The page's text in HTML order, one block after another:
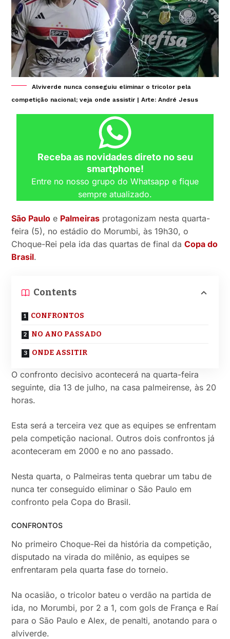
Alviverde nunca conseguiu eliminar o tricolor pela
competição nacional; veja onde assistir | Arte: André Jesus
Receba as novidades direto no seu
smartphone!
Entre no nosso grupo do Whatsapp e fique
sempre atualizado.
São Paulo e Palmeiras protagonizam nesta quarta-
feira (5), no estádio do Morumbi, às 19h30, o
Choque-Rei pela ida das quartas de final daCopa do
Brasil.
Contents
CONFRONTOS
NO ANO PASSADO
ONDE ASSITIR
O confronto decisivo acontecerá na quarta-feira
seguinte, dia 13 de julho, na casa palmeirense, às 20
horas.
Esta será a terceira vez que as equipes se enfrentam
pela competição nacional. Outros dois confrontos já
aconteceram em 2000 e no ano passado.
Nesta quarta, o Palmeiras tenta quebrar um tabu de
nunca ter conseguido eliminar o São Paulo em
confronto pela Copa do Brasil.
CONFRONTOS
No primeiro Choque-Rei da história da competição,
disputado na virada do milênio, as equipes se
enfrentaram pela quarta fase do torneio.
Na ocasião, o tricolor bateu o verdão na partida de
ida, no Morumbi, por 2 a 1, com gols de França e Raí
para o São Paulo e Alex, de penalti, anotando para o
alviverde.